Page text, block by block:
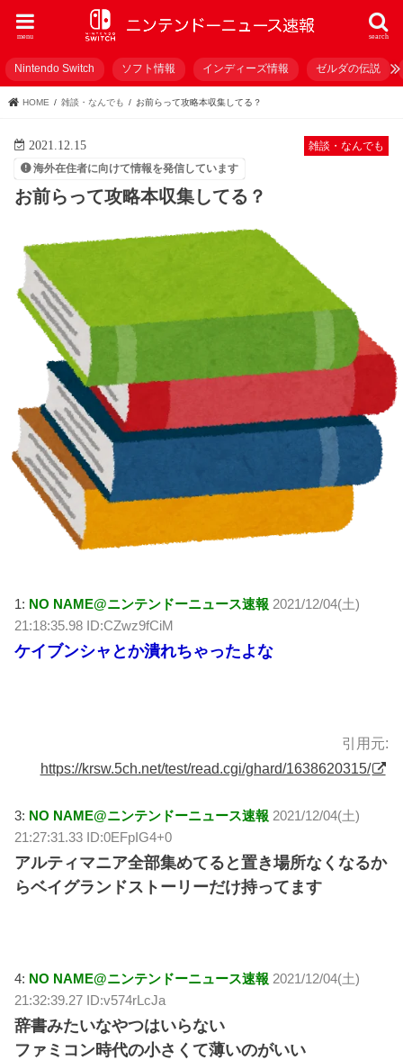
search
menu
Nintendo Switch ソフト情報 インディーズ情報 ゼルダの伝説
HOME 雑談・なんでも お前らって攻略本収集してる？
雑談・なんでも
2021.12.15
海外在住者に向けて情報を発信しています
お前らって攻略本収集してる？
1: NO NAME@ニンテンドーニュース速報 2021/12/04(土)
21:18:35.98 ID:CZwz9fCiM
ケイブンシャとか潰れちゃったよな
引用元:
https://krsw.5ch.net/test/read.cgi/ghard/1638620315/
3: NO NAME@ニンテンドーニュース速報 2021/12/04(土)
21:27:31.33 ID:0EFpIG4+0
アルティマニア全部集めてると置き場所なくなるか
らベイグランドストーリーだけ持ってます
4: NO NAME@ニンテンドーニュース速報 2021/12/04(土)
21:32:39.27 ID:v574rLcJa
辞書みたいなやつはいらない
ファミコン時代の小さくて薄いのがいい